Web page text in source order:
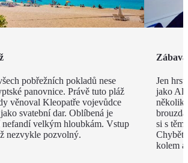
pobřežních pokladů nese
panovnice. Právě tuto pláž
věnoval Kleopatře vojevůdce
svatební dar. Oblíbená je
nefandí velkým hloubkám. Vstup
nezvykle pozvolný.
Jen
jako
si s
Chybět
kolem